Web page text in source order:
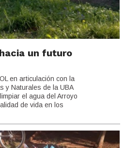
un futuro
en articulación con la
y Naturales de la UBA
el agua del Arroyo
de vida en los